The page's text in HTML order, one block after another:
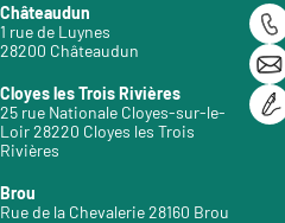
Châteaudun
1 rue de Luynes
28200 Châteaudun
Cloyes les Trois Rivières
25 rue Nationale Cloyes-sur-le-
Loir 28220 Cloyes les Trois
Rivières
Brou
Rue de la Chevalerie 28160 Brou